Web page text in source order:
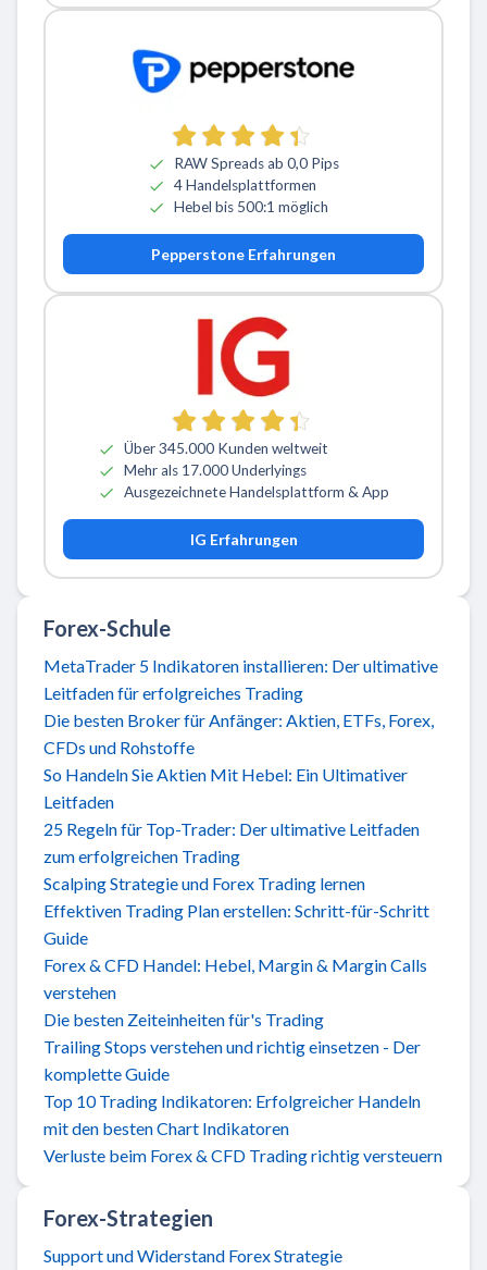
RAW Spreads ab 0,0 Pips
4 Handelsplattformen
Hebel bis 500:1 möglich
Pepperstone Erfahrungen
Über 345.000 Kunden weltweit
Mehr als 17.000 Underlyings
Ausgezeichnete Handelsplattform & App
IG Erfahrungen
Forex-Schule
MetaTrader 5 Indikatoren installieren: Der ultimative
Leitfaden für erfolgreiches Trading
Die besten Broker für Anfänger: Aktien, ETFs, Forex,
CFDs und Rohstoffe
So Handeln Sie Aktien Mit Hebel: Ein Ultimativer
Leitfaden
25 Regeln für Top-Trader: Der ultimative Leitfaden
zum erfolgreichen Trading
Scalping Strategie und Forex Trading lernen
Effektiven Trading Plan erstellen: Schritt-für-Schritt
Guide
Forex & CFD Handel: Hebel, Margin & Margin Calls
verstehen
Die besten Zeiteinheiten für's Trading
Trailing Stops verstehen und richtig einsetzen - Der
komplette Guide
Top 10 Trading Indikatoren: Erfolgreicher Handeln
mit den besten Chart Indikatoren
Verluste beim Forex & CFD Trading richtig versteuern
Forex-Strategien
Support und Widerstand Forex Strategie